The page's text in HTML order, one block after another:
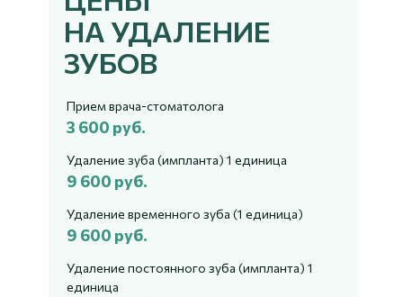
НА УДАЛЕНИЕ
ЗУБОВ
Прием врача-стоматолога
3 600 руб.
Удаление зуба (импланта) 1 единица
9 600 руб.
Удаление временного зуба (1 единица)
9 600 руб.
Удаление постоянного зуба (импланта) 1
единица